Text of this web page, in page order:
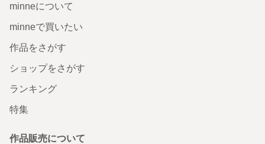
minneについて
minneで買いたい
作品をさがす
ショップをさがす
ランキング
特集
作品販売について